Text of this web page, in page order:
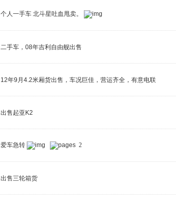
个人一手车 北斗星吐血甩卖。
二手车，08年吉利自由舰出售
12年9月4.2米厢货出售，车况巨佳，营运齐全，有意电联
出售起亚K2
爱车急转 2
出售三轮箱货